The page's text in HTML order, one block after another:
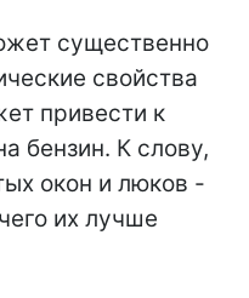
существенно
свойства
привести к
бензин. К слову,
окон и люков -
их лучше